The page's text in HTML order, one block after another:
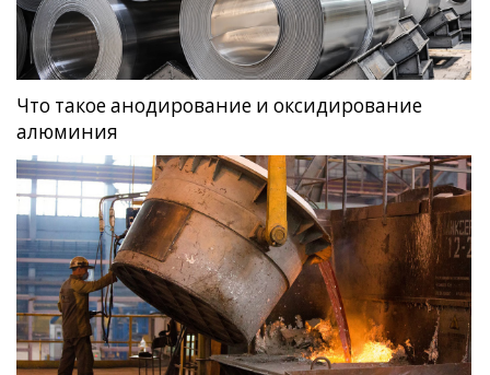
Что такое анодирование и оксидирование
алюминия